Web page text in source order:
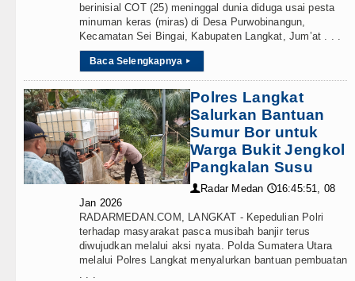
berinisial COT (25) meninggal dunia diduga usai pesta
minuman keras (miras) di Desa Purwobinangun,
Kecamatan Sei Bingai, Kabupaten Langkat, Jum’at . . .
Baca Selengkapnya ▸
Polres Langkat
Salurkan Bantuan
Sumur Bor untuk
Warga Bukit Jengkol
Pangkalan Susu
👤 Radar Medan 🕔16:45:51, 08
Jan 2026
RADARMEDAN.COM, LANGKAT - Kepedulian Polri
terhadap masyarakat pasca musibah banjir terus
diwujudkan melalui aksi nyata. Polda Sumatera Utara
melalui Polres Langkat menyalurkan bantuan pembuatan
. . .